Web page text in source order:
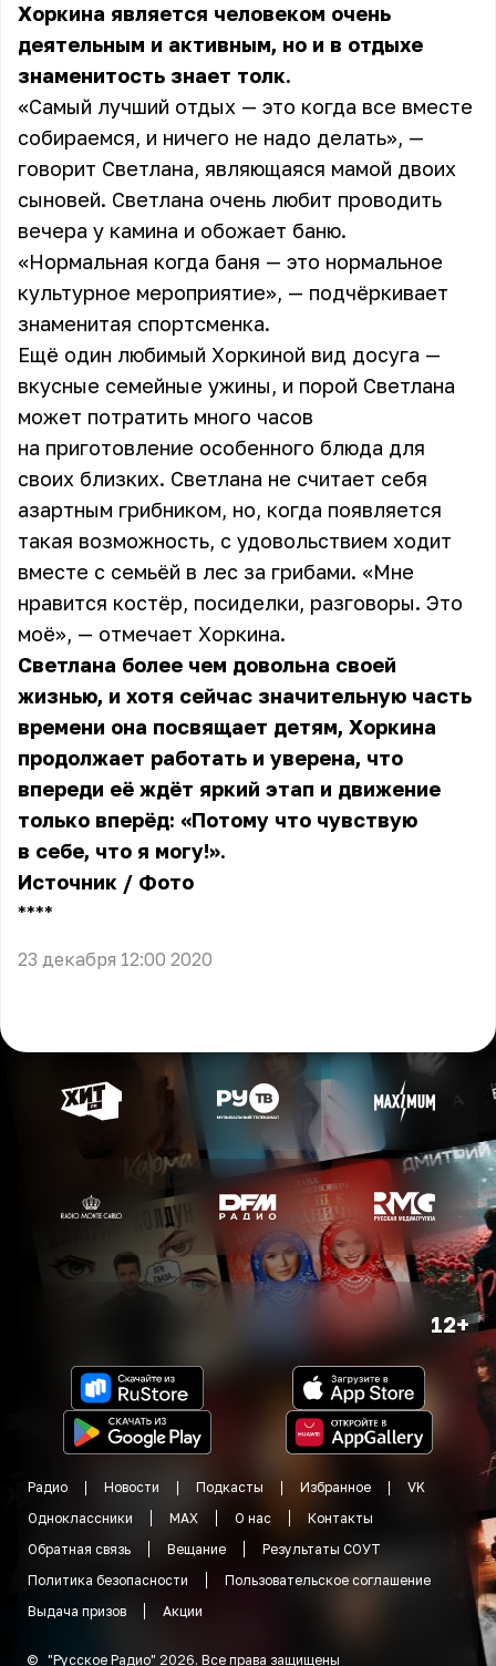
Хоркина является человеком очень
деятельным и активным, но и в отдыхе
знаменитость знает толк.
«Самый лучший отдых — это когда все вместе
собираемся, и ничего не надо делать», —
говорит Светлана, являющаяся мамой двоих
сыновей. Светлана очень любит проводить
вечера у камина и обожает баню.
«Нормальная когда баня — это нормальное
культурное мероприятие», — подчёркивает
знаменитая спортсменка.
Ещё один любимый Хоркиной вид досуга —
вкусные семейные ужины, и порой Светлана
может потратить много часов
на приготовление особенного блюда для
своих близких. Светлана не считает себя
азартным грибником, но, когда появляется
такая возможность, с удовольствием ходит
вместе с семьёй в лес за грибами. «Мне
нравится костёр, посиделки, разговоры. Это
моё», — отмечает Хоркина.
Светлана более чем довольна своей
жизнью, и хотя сейчас значительную часть
времени она посвящает детям, Хоркина
продолжает работать и уверена, что
впереди её ждёт яркий этап и движение
только вперёд: «Потому что чувствую
в себе, что я могу!».
Источник / Фото
** **
23 декабря 12:00 2020
12+
Радио Новости Подкасты Избранное
VK
Одноклассники
MAX О нас
Контакты
Обратная связь
Вещание
Результаты СОУТ
Политика безопасности
Пользовательское соглашение
Выдача призов
Акции
© "Русское Радио" 2026. Все права защищены